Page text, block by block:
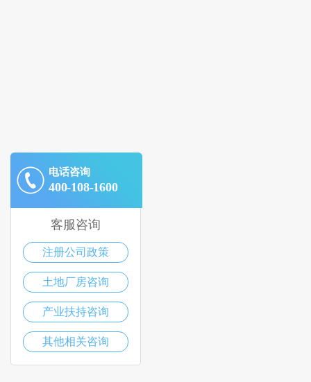
电话咨询
400-108-1600
客服咨询
注册公司政策
土地厂房咨询
产业扶持咨询
其他相关咨询